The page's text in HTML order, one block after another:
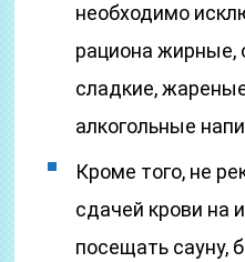
необходимо
рациона жирные,
сладкие,
алкогольные
Кроме того, не
сдачей крови на
посещать сауну,